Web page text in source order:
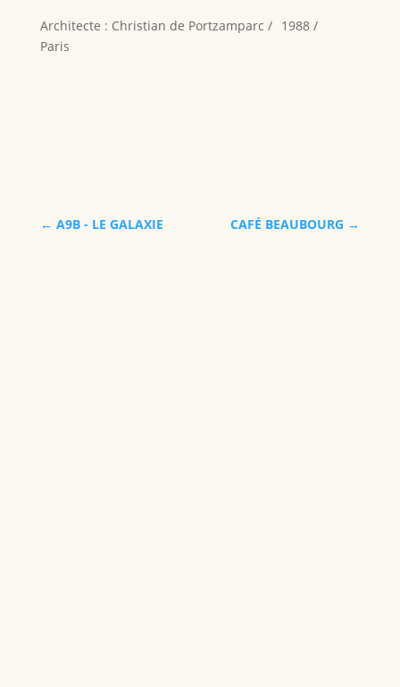
Architecte : Christian de Portzamparc / 1988 /
Paris
← A9B - LE GALAXIE CAFÉ BEAUBOURG →